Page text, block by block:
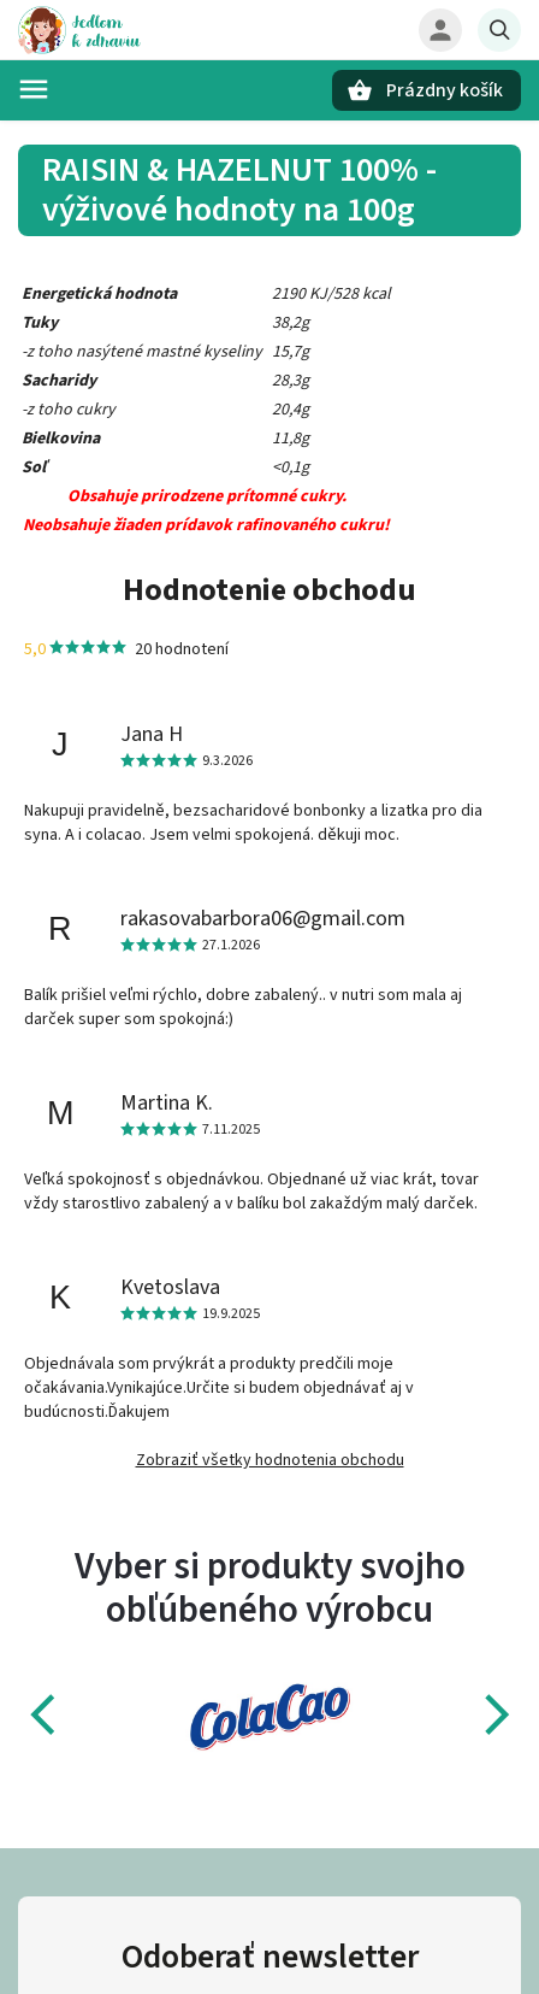
Prázdny košík
RAISIN & HAZELNUT 100% -
výživové hodnoty na 100g
Energetická hodnota
2190 KJ/528 kcal
Tuky
38,2g
-z toho nasýtené mastné kyseliny 15,7g
Sacharidy
28,3g
-z toho cukry
20,4g
Bielkovina
11,8g
Soľ
<0,1g
Obsahuje prirodzene prítomné cukry.
Neobsahuje žiaden prídavok rafinovaného cukru!
Hodnotenie obchodu
5,0 20 hodnotení
J Jana H
9.3.2026
Nakupuji pravidelně, bezsacharidové bonbonky a lizatka pro dia
syna. A i colacao. Jsem velmi spokojená. děkuji moc.
R rakasovabarbora06@gmail.com
27.1.2026
Balík prišiel veľmi rýchlo, dobre zabalený.. v nutri som mala aj
darček super som spokojná:)
M Martina K.
7.11.2025
Veľká spokojnosť s objednávkou. Objednané už viac krát, tovar
vždy starostlivo zabalený a v balíku bol zakaždým malý darček.
K Kvetoslava
19.9.2025
Objednávala som prvýkrát a produkty predčili moje
očakávania.Vynikajúce.Určite si budem objednávať aj v
budúcnosti.Ďakujem
Zobraziť všetky hodnotenia obchodu
Vyber si produkty svojho
obľúbeného výrobcu
Odoberať newsletter